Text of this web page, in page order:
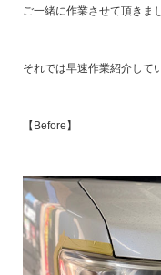
ご一緒に作業させて頂きま
それでは早速作業紹介して
【Before】